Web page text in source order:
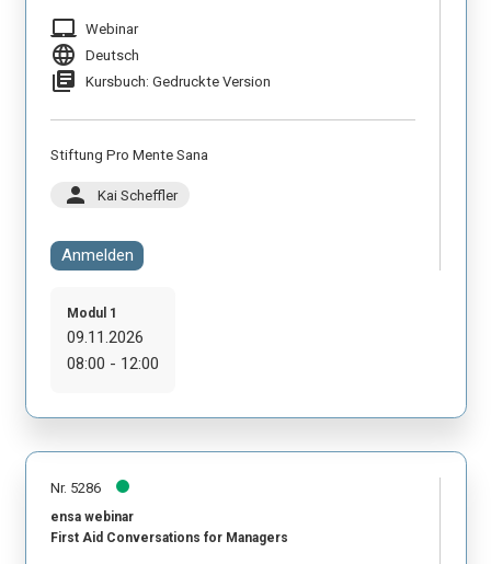
laptop_mac Webinar
language Deutsch
library_books Kursbuch: Gedruckte Version
Stiftung Pro Mente Sana
person Kai Scheffler
Anmelden
Modul 1
09.11.2026
08:00 - 12:00
Nr. 5286
ensa webinar
First Aid Conversations for Managers